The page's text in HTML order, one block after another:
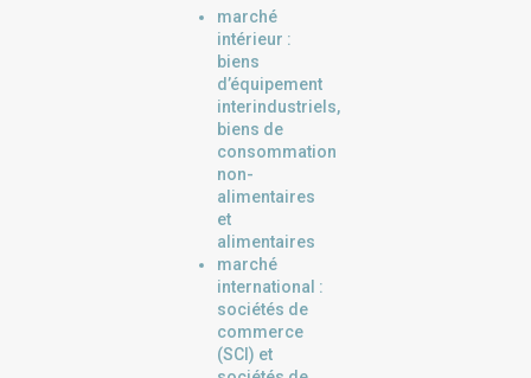
marché
intérieur :
biens
d’équipement
interindustriels,
biens de
consommation
non-
alimentaires
et
alimentaires
marché
international :
sociétés de
commerce
(SCI) et